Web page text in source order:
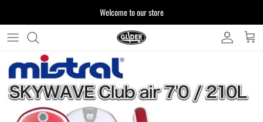
ッ
Welcome to our store
よくある質問
お客様からいただいたご質問をまとめており
ます